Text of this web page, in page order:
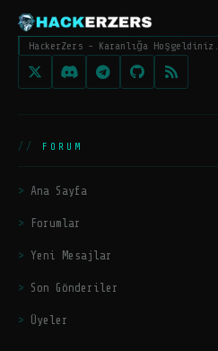
HackerZers - Karanlığa Hoşgeldiniz.
FORUM
Ana Sayfa
Forumlar
Yeni Mesajlar
Son Gönderiler
Üyeler